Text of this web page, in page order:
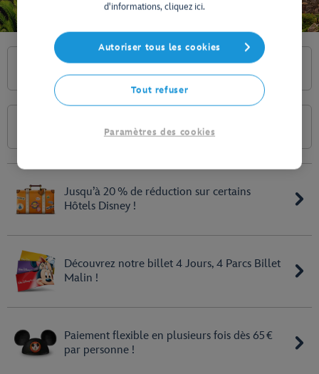
Réservez votre séjour
Acheter des billets Parcs
Jusqu’à 20 % de réduction sur certains
Hôtels Disney !
Découvrez notre billet 4 Jours, 4 Parcs Billet
Malin !
Paiement flexible en plusieurs fois dès 65 €
par personne !
d'informations, cliquez ici.
Paramètres des cookies
Tout refuser
Autoriser tous les cookies